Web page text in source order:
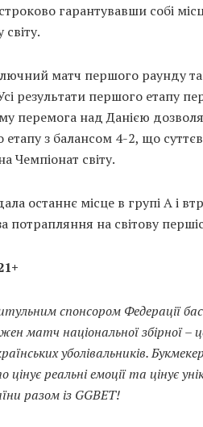
гарантувавши собі
матч першого раунду
результати першого етапу
перемога над Данією
етапу з балансом 4-2, що
Чемпіонат світу.
останнє місце в групі А і
потрапляння на світову
спонсором Федерації
матч національної збірної
уболівальників.
цінує реальні емоції та цінує
разом із GGBET!